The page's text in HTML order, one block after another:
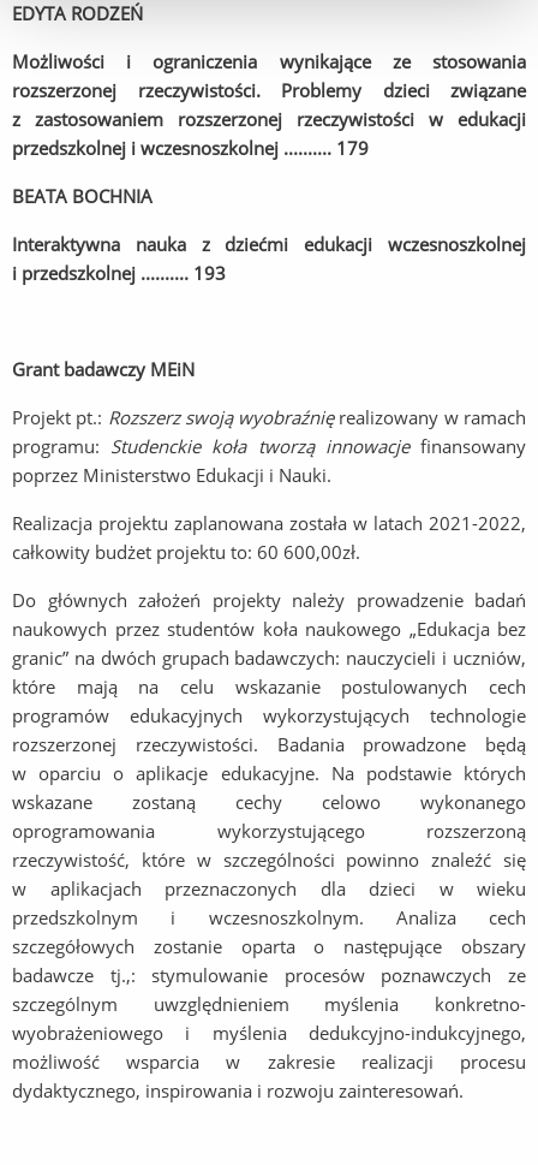
EDYTA RODZEŃ
Możliwości i ograniczenia wynikające ze stosowania
rozszerzonej rzeczywistości. Problemy dzieci związane
z zastosowaniem rozszerzonej rzeczywistości w edukacji
przedszkolnej i wczesnoszkolnej .......... 179
BEATA BOCHNIA
Interaktywna nauka z dziećmi edukacji wczesnoszkolnej
i przedszkolnej .......... 193
Grant badawczy MEiN
Projekt pt.: Rozszerz swoją wyobraźnięrealizowany w ramach
programu: Studenckie koła tworzą innowacjefinansowany
poprzez Ministerstwo Edukacji i Nauki.
Realizacja projektu zaplanowana została w latach 2021-2022,
całkowity budżet projektu to: 60 600,00zł.
Do głównych założeń projekty należy prowadzenie badań
naukowych przez studentów koła naukowego „Edukacja bez
granic” na dwóch grupach badawczych: nauczycieli i uczniów,
które mają na celu wskazanie postulowanych cech
programów edukacyjnych wykorzystujących technologie
rozszerzonej rzeczywistości. Badania prowadzone będą
w oparciu o aplikacje edukacyjne. Na podstawie których
wskazane zostaną cechy celowo wykonanego
oprogramowania wykorzystującego rozszerzoną
rzeczywistość, które w szczególności powinno znaleźć się
w aplikacjach przeznaczonych dla dzieci w wieku
przedszkolnym i wczesnoszkolnym. Analiza cech
szczegółowych zostanie oparta o następujące obszary
badawcze tj.,: stymulowanie procesów poznawczych ze
szczególnym uwzględnieniem myślenia konkretno-
wyobrażeniowego i myślenia dedukcyjno-indukcyjnego,
możliwość wsparcia w zakresie realizacji procesu
dydaktycznego, inspirowania i rozwoju zainteresowań.